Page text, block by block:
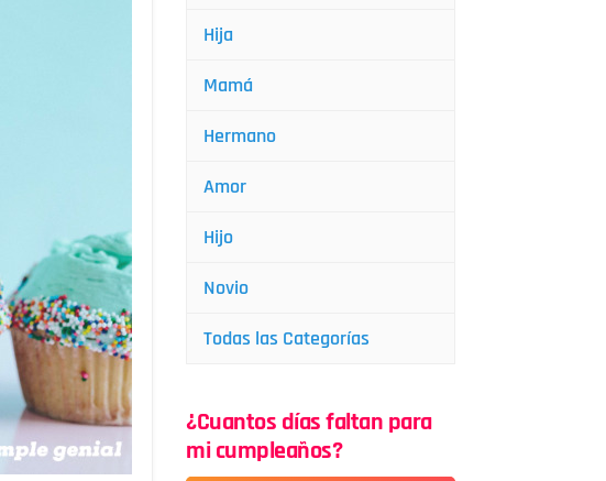
Hija
Mamá
Hermano
Amor
Hijo
Novio
Todas las Categorías
¿Cuantos días faltan para
mi cumpleaños?